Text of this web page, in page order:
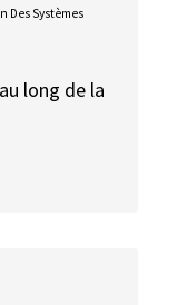
Des Systèmes
long de la